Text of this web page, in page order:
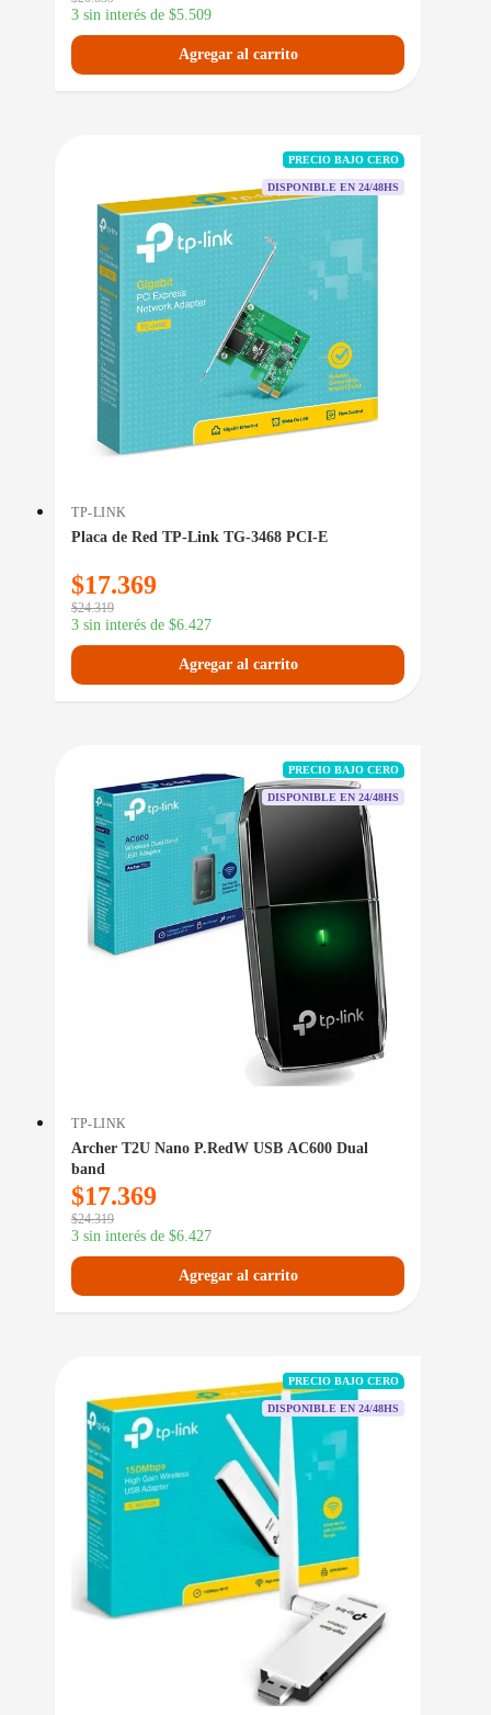
3 sin interés de $5.509
Agregar al carrito
PRECIO BAJO CERO
DISPONIBLE EN 24/48HS
TP-LINK
Placa de Red TP-Link TG-3468 PCI-E
$17.369
$24.319
3 sin interés de $6.427
Agregar al carrito
PRECIO BAJO CERO
DISPONIBLE EN 24/48HS
TP-LINK
Archer T2U Nano P.RedW USB AC600 Dual
band
$17.369
$24.319
3 sin interés de $6.427
Agregar al carrito
PRECIO BAJO CERO
DISPONIBLE EN 24/48HS